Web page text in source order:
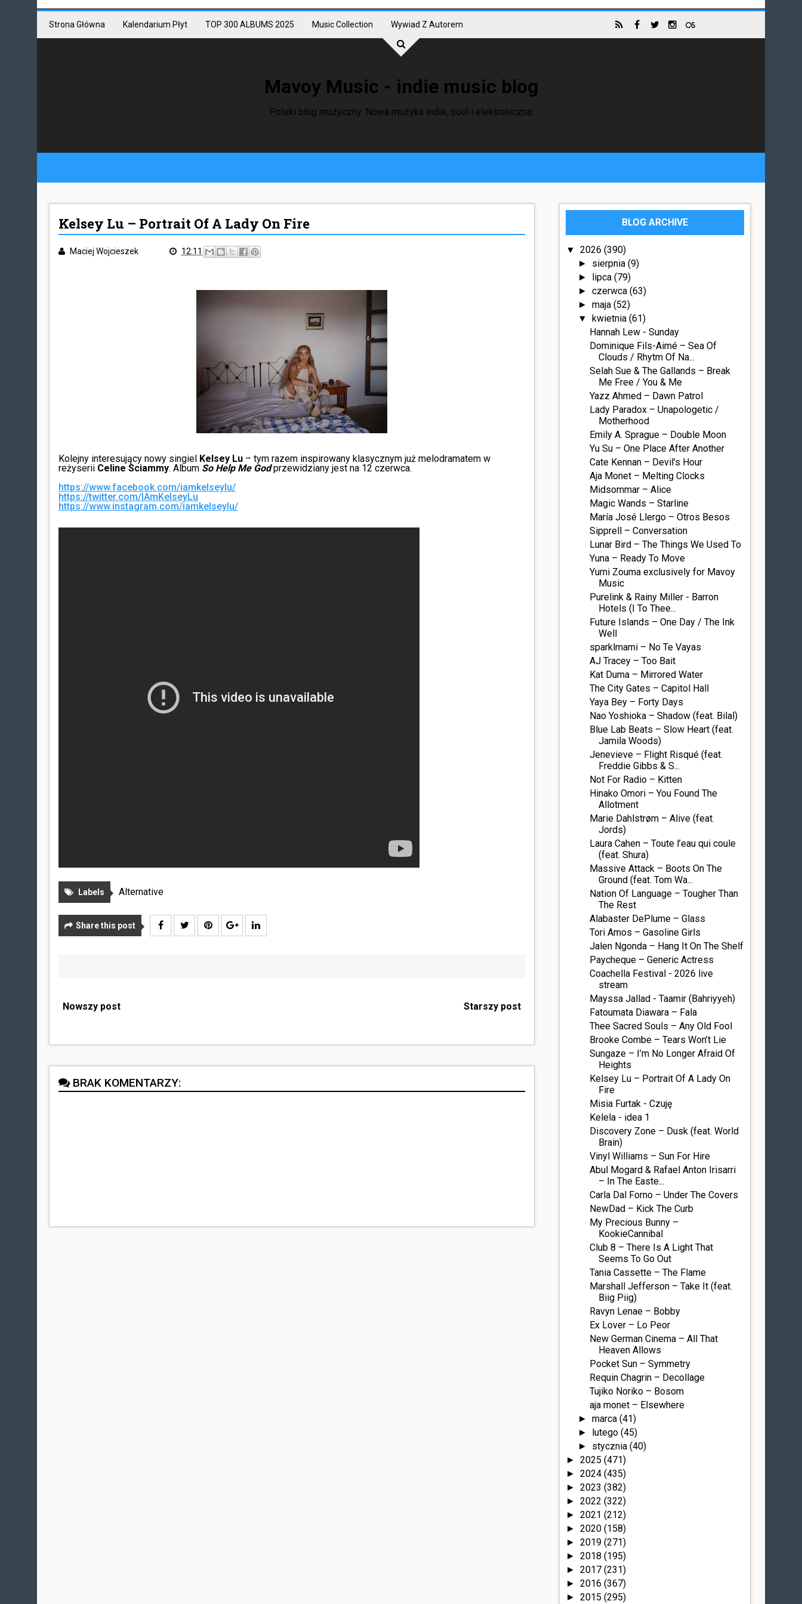
Strona Główna Kalendarium Płyt TOP 300 ALBUMS 2025 Music Collection Wywiad Z Autorem
Mavoy Music - indie music blog
Polski blog muzyczny. Nowa muzyka indie, soul i elektroniczna.
Kelsey Lu – Portrait Of A Lady On Fire
Maciej Wojcieszek 12:11
Kolejny interesujący nowy singiel Kelsey Lu – tym razem inspirowany klasycznym już melodramatem w
reżyserii Celine Sciammy. Album So Help Me Godprzewidziany jest na 12 czerwca.
https://www.facebook.com/iamkelseylu/
https://twitter.com/IAmKelseyLu
https://www.instagram.com/iamkelseylu/
Labels Alternative
Share this post
Nowszy post Starszy post
BRAK KOMENTARZY:
BLOG ARCHIVE
▼2026(390)
► sierpnia (9)
► lipca (79)
► czerwca (63)
► maja (52)
▼ kwietnia (61)
Hannah Lew - Sunday
Dominique Fils-Aimé – Sea Of
Clouds / Rhytm Of Na...
Selah Sue & The Gallands – Break
Me Free / You & Me
Yazz Ahmed – Dawn Patrol
Lady Paradox – Unapologetic /
Motherhood
Emily A. Sprague – Double Moon
Yu Su – One Place After Another
Cate Kennan – Devil’s Hour
Aja Monet – Melting Clocks
Midsommar – Alice
Magic Wands – Starline
María José Llergo – Otros Besos
Sipprell – Conversation
Lunar Bird – The Things We Used To
Yuna – Ready To Move
Yumi Zouma exclusively for Mavoy
Music
Purelink & Rainy Miller - Barron
Hotels (I To Thee...
Future Islands – One Day / The Ink
Well
sparklmami – No Te Vayas
AJ Tracey – Too Bait
Kat Duma – Mirrored Water
The City Gates – Capitol Hall
Yaya Bey – Forty Days
Nao Yoshioka – Shadow (feat. Bilal)
Blue Lab Beats – Slow Heart (feat.
Jamila Woods)
Jenevieve – Flight Risqué (feat.
Freddie Gibbs & S...
Not For Radio – Kitten
Hinako Omori – You Found The
Allotment
Marie Dahlstrøm – Alive (feat.
Jords)
Laura Cahen – Toute l’eau qui coule
(feat. Shura)
Massive Attack – Boots On The
Ground (feat. Tom Wa...
Nation Of Language – Tougher Than
The Rest
Alabaster DePlume – Glass
Tori Amos – Gasoline Girls
Jalen Ngonda – Hang It On The Shelf
Paycheque – Generic Actress
Coachella Festival - 2026 live
stream
Mayssa Jallad - Taamir (Bahriyyeh)
Fatoumata Diawara – Fala
Thee Sacred Souls – Any Old Fool
Brooke Combe – Tears Won’t Lie
Sungaze – I’m No Longer Afraid Of
Heights
Kelsey Lu – Portrait Of A Lady On
Fire
Misia Furtak - Czuję
Kelela - idea 1
Discovery Zone – Dusk (feat. World
Brain)
Vinyl Williams – Sun For Hire
Abul Mogard & Rafael Anton Irisarri
– In The Easte...
Carla Dal Forno – Under The Covers
NewDad – Kick The Curb
My Precious Bunny –
KookieCannibal
Club 8 – There Is A Light That
Seems To Go Out
Tania Cassette – The Flame
Marshall Jefferson – Take It (feat.
Biig Piig)
Ravyn Lenae – Bobby
Ex Lover – Lo Peor
New German Cinema – All That
Heaven Allows
Pocket Sun – Symmetry
Requin Chagrin – Decollage
Tujiko Noriko – Bosom
aja monet – Elsewhere
► marca (41)
► lutego (45)
► stycznia (40)
►2025(471)
►2024(435)
►2023(382)
►2022(322)
►2021(212)
►2020(158)
►2019(271)
►2018(195)
►2017(231)
►2016(367)
►2015(295)